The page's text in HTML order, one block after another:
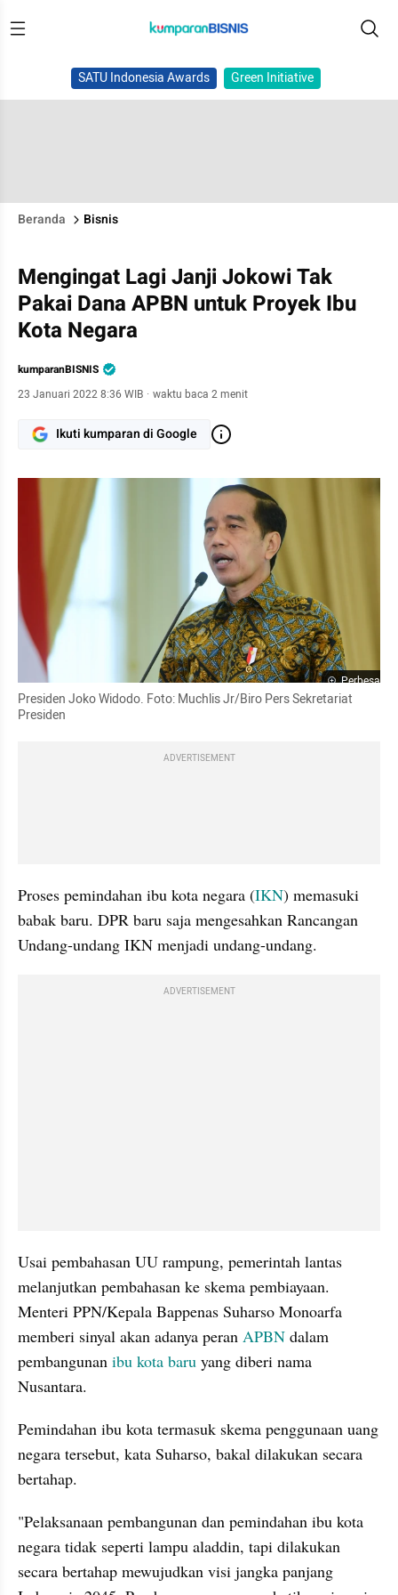
SATU Indonesia Awards Green Initiative
Beranda Bisnis
Mengingat Lagi Janji Jokowi Tak
Pakai Dana APBN untuk Proyek Ibu
Kota Negara
kumparanBISNIS
23 Januari 2022 8:36 WIB · waktu baca 2 menit
Ikuti kumparan di Google
Perbesar
Presiden Joko Widodo. Foto: Muchlis Jr/Biro Pers Sekretariat
Presiden
ADVERTISEMENT
Proses pemindahan ibu kota negara (IKN) memasuki
babak baru. DPR baru saja mengesahkan Rancangan
Undang-undang IKN menjadi undang-undang.
ADVERTISEMENT
Usai pembahasan UU rampung, pemerintah lantas
melanjutkan pembahasan ke skema pembiayaan.
Menteri PPN/Kepala Bappenas Suharso Monoarfa
memberi sinyal akan adanya peran APBN dalam
pembangunan ibu kota baru yang diberi nama
Nusantara.
Pemindahan ibu kota termasuk skema penggunaan uang
negara tersebut, kata Suharso, bakal dilakukan secara
bertahap.
"Pelaksanaan pembangunan dan pemindahan ibu kota
negara tidak seperti lampu aladdin, tapi dilakukan
secara bertahap mewujudkan visi jangka panjang